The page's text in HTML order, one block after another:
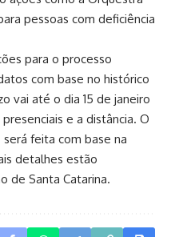
pessoas com deficiência
para o processo
com base no histórico
vai até o dia 15 de janeiro
e a distância. O
feita com base na
detalhes estão
de Santa Catarina.